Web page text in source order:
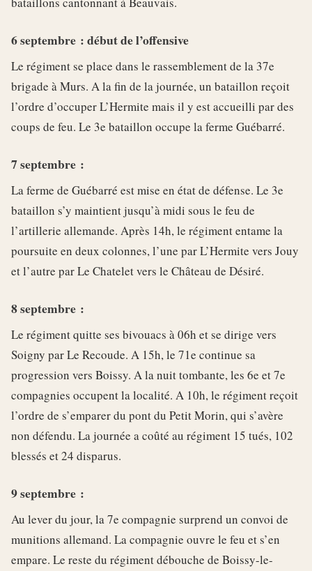
6 septembre : début de l’offensive
Le régiment se place dans le rassemblement de la 37e
brigade à Murs. A la fin de la journée, un bataillon reçoit
l’ordre d’occuper L’Hermite mais il y est accueilli par des
coups de feu. Le 3e bataillon occupe la ferme Guébarré.
7 septembre :
La ferme de Guébarré est mise en état de défense. Le 3e
bataillon s’y maintient jusqu’à midi sous le feu de
l’artillerie allemande. Après 14h, le régiment entame la
poursuite en deux colonnes, l’une par L’Hermite vers Jouy
et l’autre par Le Chatelet vers le Château de Désiré.
8 septembre :
Le régiment quitte ses bivouacs à 06h et se dirige vers
Soigny par Le Recoude. A 15h, le 71e continue sa
progression vers Boissy. A la nuit tombante, les 6e et 7e
compagnies occupent la localité. A 10h, le régiment reçoit
l’ordre de s’emparer du pont du Petit Morin, qui s’avère
non défendu. La journée a coûté au régiment 15 tués, 102
blessés et 24 disparus.
9 septembre :
Au lever du jour, la 7e compagnie surprend un convoi de
munitions allemand. La compagnie ouvre le feu et s’en
empare. Le reste du régiment débouche de Boissy-le-